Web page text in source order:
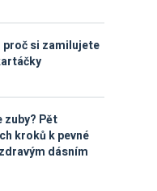
proč si zamilujete
zuby? Pět
kroků k pevné
dásním